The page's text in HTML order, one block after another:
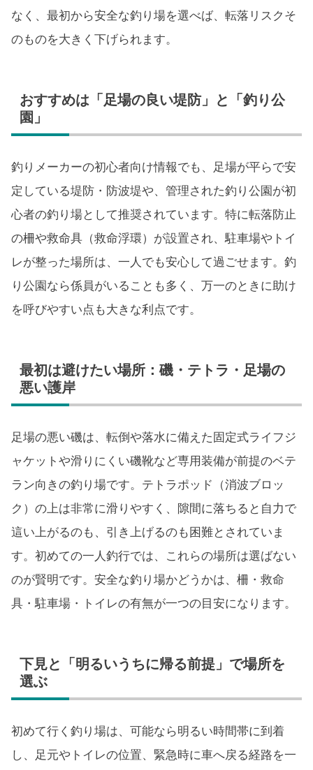
なく、最初から安全な釣り場を選べば、転落リスクそ
のものを大きく下げられます。
おすすめは「足場の良い堤防」と「釣り公
園」
釣りメーカーの初心者向け情報でも、足場が平らで安
定している堤防・防波堤や、管理された釣り公園が初
心者の釣り場として推奨されています。特に転落防止
の柵や救命具（救命浮環）が設置され、駐車場やトイ
レが整った場所は、一人でも安心して過ごせます。釣
り公園なら係員がいることも多く、万一のときに助け
を呼びやすい点も大きな利点です。
最初は避けたい場所：磯・テトラ・足場の
悪い護岸
足場の悪い磯は、転倒や落水に備えた固定式ライフジ
ャケットや滑りにくい磯靴など専用装備が前提のベテ
ラン向きの釣り場です。テトラポッド（消波ブロッ
ク）の上は非常に滑りやすく、隙間に落ちると自力で
這い上がるのも、引き上げるのも困難とされていま
す。初めての一人釣行では、これらの場所は選ばない
のが賢明です。安全な釣り場かどうかは、柵・救命
具・駐車場・トイレの有無が一つの目安になります。
下見と「明るいうちに帰る前提」で場所を
選ぶ
初めて行く釣り場は、可能なら明るい時間帯に到着
し、足元やトイレの位置、緊急時に車へ戻る経路を一